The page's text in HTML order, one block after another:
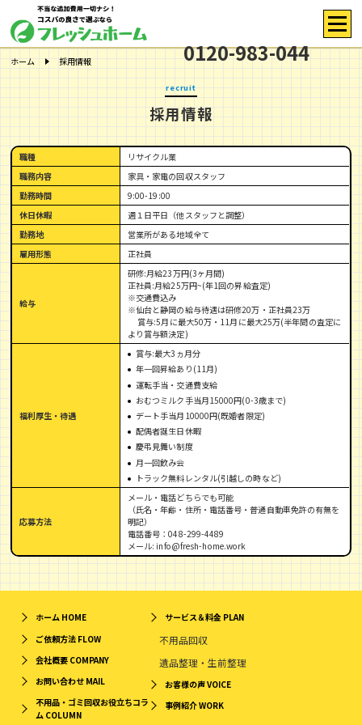
0120-983-044
ホーム 採用情報
recruit
採用情報
職種
リサイクル業
職務内容
家具・家電の回収スタッフ
勤務時間
9:00-19:00
休日休暇
週１日平日（他スタッフと調整）
勤務地
営業所がある地域全て
雇用形態
正社員
給与
研修:月給23万円(3ヶ月間)
正社員:月給25万円~(年1回の昇給査定)
※交通費込み
※仙台と静岡の給与待遇は研修20万・正社員23万
賞与:5月に最大50万・11月に最大25万(半年間の査定に
より賞与額決定)
福利厚生・待遇
賞与:最大3ヵ月分
年一回昇給あり(11月)
運転手当・交通費支給
おむつミルク手当月15000円(0-3歳まで)
デート手当月10000円(既婚者限定)
配偶者誕生日休暇
慶弔見舞い制度
月一回飲み会
トラック無料レンタル(引越しの時など)
応募方法
メール・電話どちらでも可能
（氏名・年齢・住所・電話番号・普通自動車免許の有無を
明記）
電話番号：048-299-4489
メール: info@fresh-home.work
ホーム HOME
ご依頼方法 FLOW
会社概要 COMPANY
お問い合わせ MAIL
不用品・ゴミ回収お役立ちコラ
ム COLUMN
サービス＆料金 PLAN
不用品回収
遺品整理・生前整理
お客様の声VOICE
事例紹介WORK